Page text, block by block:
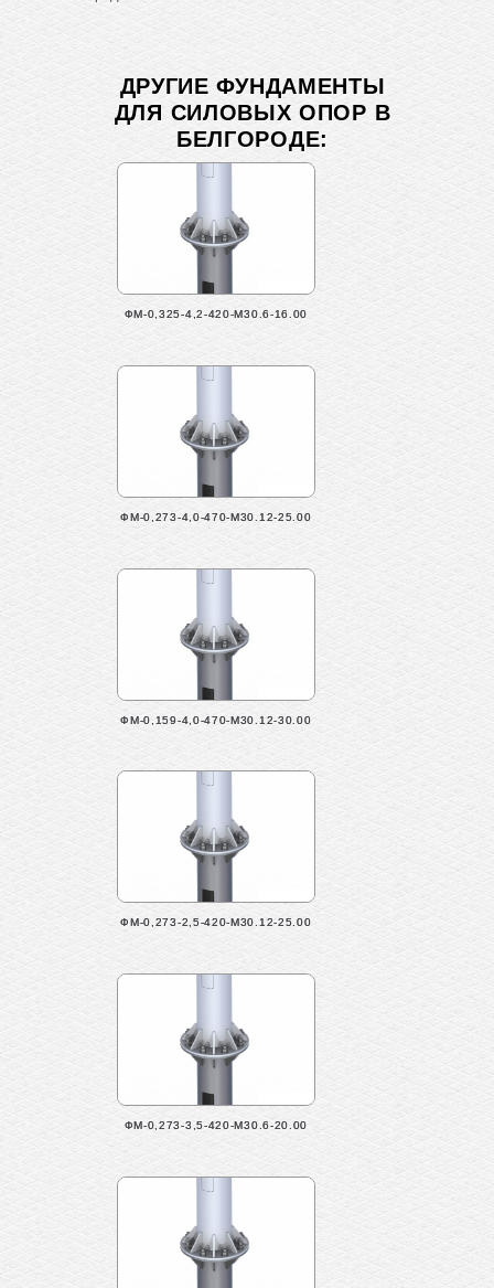
ДРУГИЕ ФУНДАМЕНТЫ
ДЛЯ СИЛОВЫХ ОПОР В
БЕЛГОРОДЕ:
ФМ-0,325-4,2-420-М30.6-16.00
ФМ-0,273-4,0-470-М30.12-25.00
ФМ-0,159-4,0-470-М30.12-30.00
ФМ-0,273-2,5-420-М30.12-25.00
ФМ-0,273-3,5-420-М30.6-20.00